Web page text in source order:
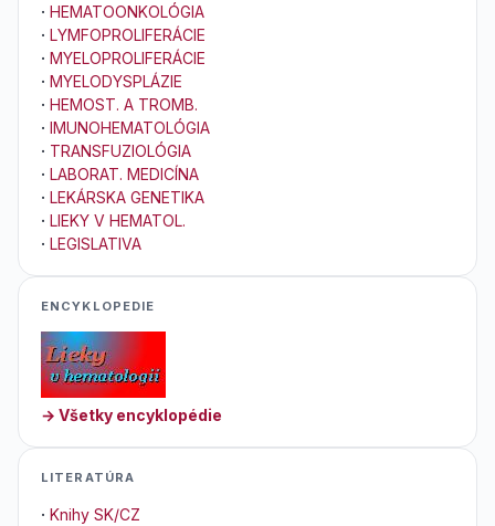
· HEMATOONKOLÓGIA
· LYMFOPROLIFERÁCIE
· MYELOPROLIFERÁCIE
· MYELODYSPLÁZIE
· HEMOST. A TROMB.
· IMUNOHEMATOLÓGIA
· TRANSFUZIOLÓGIA
· LABORAT. MEDICÍNA
· LEKÁRSKA GENETIKA
· LIEKY V HEMATOL.
· LEGISLATIVA
ENCYKLOPEDIE
→ Všetky encyklopédie
LITERATÚRA
· Knihy SK/CZ